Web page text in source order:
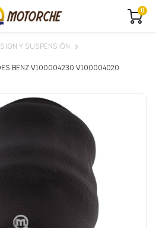
0
Y SUSPENSIÓN
BENZ V100004230 V100004020